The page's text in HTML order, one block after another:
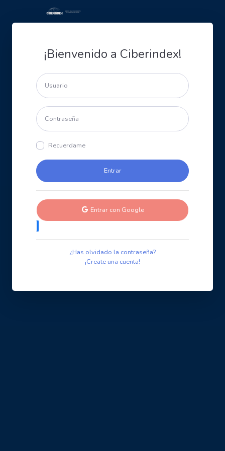
¡Bienvenido a Ciberindex!
Recuerdame
Entrar con Google
¿Has olvidado la contraseña?
¡Create una cuenta!